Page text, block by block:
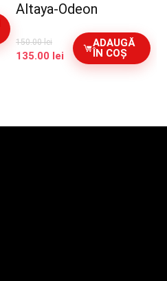
Altaya-Odeon
150.00lei
Prețul
135.00 lei Prețul
ADAUGĂ
ÎN COȘ